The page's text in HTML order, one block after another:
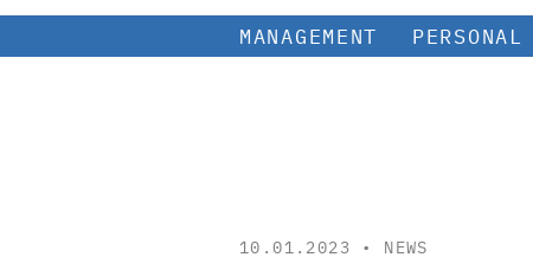
MANAGEMENT PERSONAL
10.01.2023 • NEWS